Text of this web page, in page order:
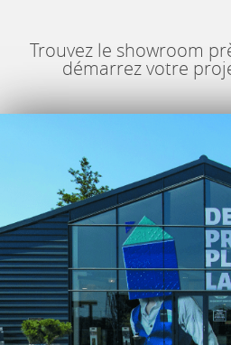
Trouvez le showroom
démarrez votre